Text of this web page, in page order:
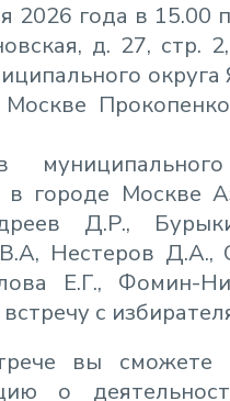
2026 года в 15.00
д. 27, стр.
в городе Москве
Д.Р.,
Нестеров Д.А.,
Е.Г., Фомин-
с
вы сможете
о